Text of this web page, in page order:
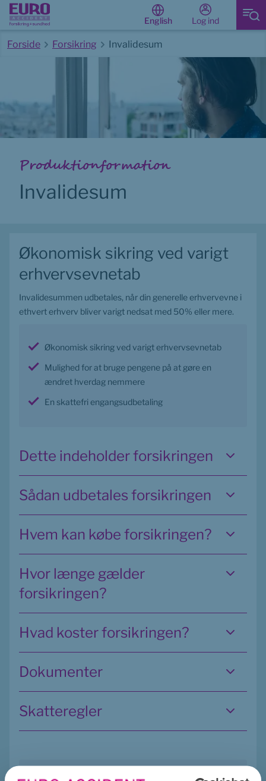
English Log ind
Forside Forsikring
Invalidesum
Produktionformation
Invalidesum
Økonomisk sikring ved varigt
erhvervsevnetab
Invalidesummen udbetales, når din generelle erhvervevne i
ethvert erhverv bliver varigt nedsat med 50% eller mere.
Økonomisk sikring ved varigt erhvervsevnetab
Mulighed for at bruge pengene på at gøre en
ændret hverdag nemmere
En skattefri engangsudbetaling
Dette indeholder forsikringen
Sådan udbetales forsikringen
Hvem kan købe forsikringen?
Hvor længe gælder
forsikringen?
Hvad koster forsikringen?
Dokumenter
Skatteregler